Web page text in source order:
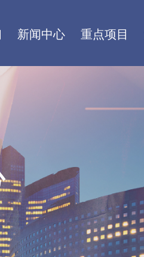
新闻中心 重点项目